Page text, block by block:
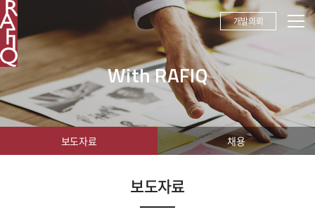
개발의뢰
With RAFIQ
보도자료 채용
보도자료